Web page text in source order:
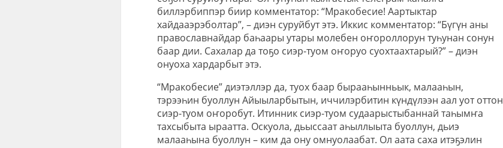
биллэрбиппэр биир комментатор: “Мракобесие! Аартыктар
хайдааэрэболтар”, – диэн суруйбут этэ. Иккис комментатор: “Бүгүн аны
православнайдар баһаары утары молебен оҥороллорун туһунан сонун
баар дии. Сахалар да тоҕо сиэр-туом оҥоруо суохтаахтарый?” – диэн
онуоха хардарбыт этэ.
“Мракобесие” диэтэллэр да, туох баар бырааһынньык, малааһын,
тэрээһин буоллун Айыыларбытын, иччилэрбитин күндүлээн аал уот оттон
сиэр-туом оҥоробут. Итинник сиэр-туом судаарыстыбаннай таһымҥа
тахсыбыта ыраатта. Оскуола, дьыссаат аһыллыыта буоллун, дьиэ
малааһына буоллун – ким да ону омнуолаабат. Ол аата саха итэҕэлин